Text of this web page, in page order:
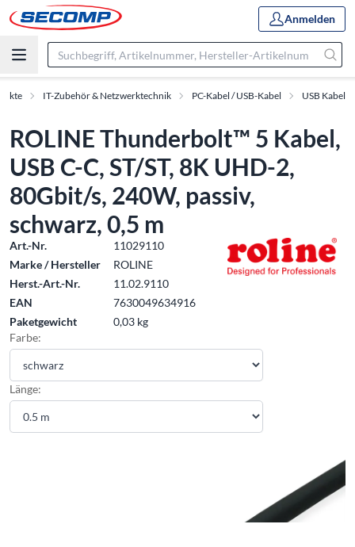
Anmelden
IT-Zubehör & Netzwerktechnik PC-Kabel / USB-Kabel USB Kabel
ROLINE Thunderbolt™ 5 Kabel,
USB C-C, ST/ST, 8K UHD-2,
80Gbit/s, 240W, passiv,
schwarz, 0,5 m
Art.-Nr.
11029110
Marke / Hersteller
ROLINE
Herst.-Art.-Nr.
11.02.9110
EAN
7630049634916
Paketgewicht
0,03 kg
Farbe:
Länge: